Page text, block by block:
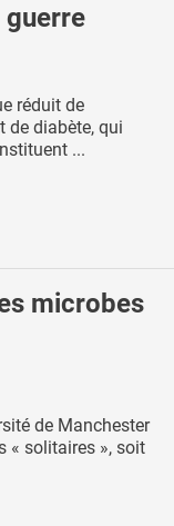
guerre
réduit de
de diabète, qui
...
microbes
de Manchester
« solitaires », soit